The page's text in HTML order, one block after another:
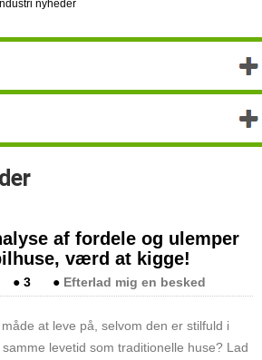
Industri nyheder
af fordele og ulemper
værd at kigge!
● 3 ● Efterlad mig en besked
at leve på, selvom den er stilfuld i
levetid som traditionelle huse? Lad